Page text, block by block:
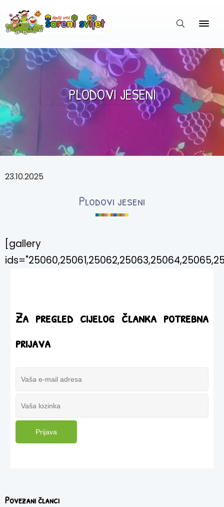
PLODOVI JESENI
23.10.2025
Plodovi jeseni
[gallery
Za pregled cijelog članka potrebna
prijava
Prijava
Povezani članci